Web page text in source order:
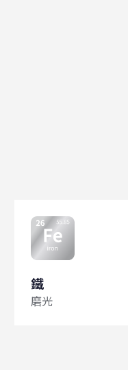
鐵
磨光